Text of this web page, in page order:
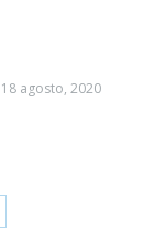
18 agosto, 2020